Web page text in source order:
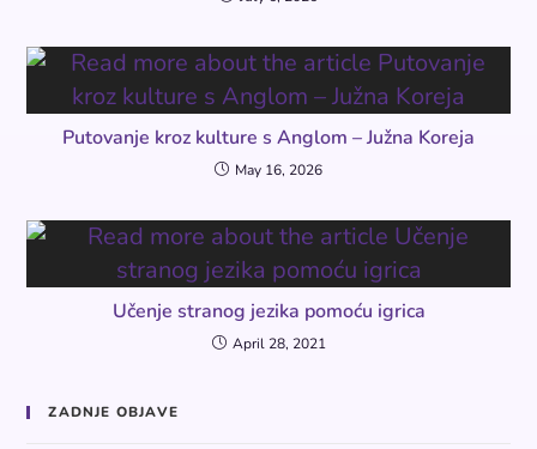
Putovanje kroz kulture s Anglom – Južna Koreja
May 16, 2026
Učenje stranog jezika pomoću igrica
April 28, 2021
ZADNJE OBJAVE